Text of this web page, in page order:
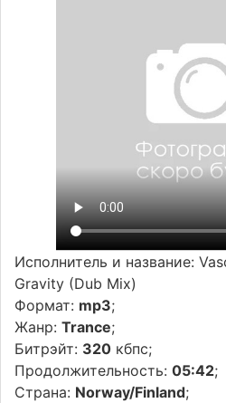
Исполнитель и название:
Gravity (Dub Mix)
Формат: mp3;
Жанр:Trance;
Битрэйт: 320 кбпс;
Продолжительность:05:42;
Страна: Norway/Finland;